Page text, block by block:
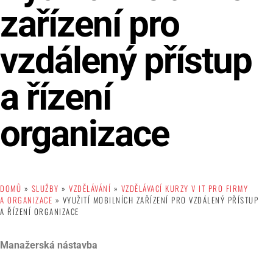
zařízení pro
vzdálený přístup
a řízení
organizace
DOMŮ » SLUŽBY » VZDĚLÁVÁNÍ » VZDĚLÁVACÍ KURZY V IT PRO FIRMY
A ORGANIZACE » VYUŽITÍ MOBILNÍCH ZAŘÍZENÍ PRO VZDÁLENÝ PŘÍSTUP
A ŘÍZENÍ ORGANIZACE
Manažerská nástavba